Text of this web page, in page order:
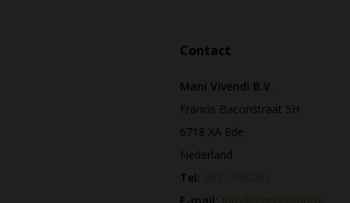
Contact
Mani Vivendi B.V.
Francis Baconstraat 5H
6718 XA Ede
Nederland
Tel: 085-1040291